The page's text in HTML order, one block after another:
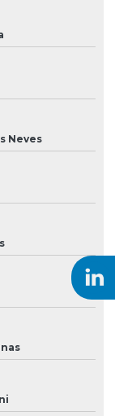
Neves